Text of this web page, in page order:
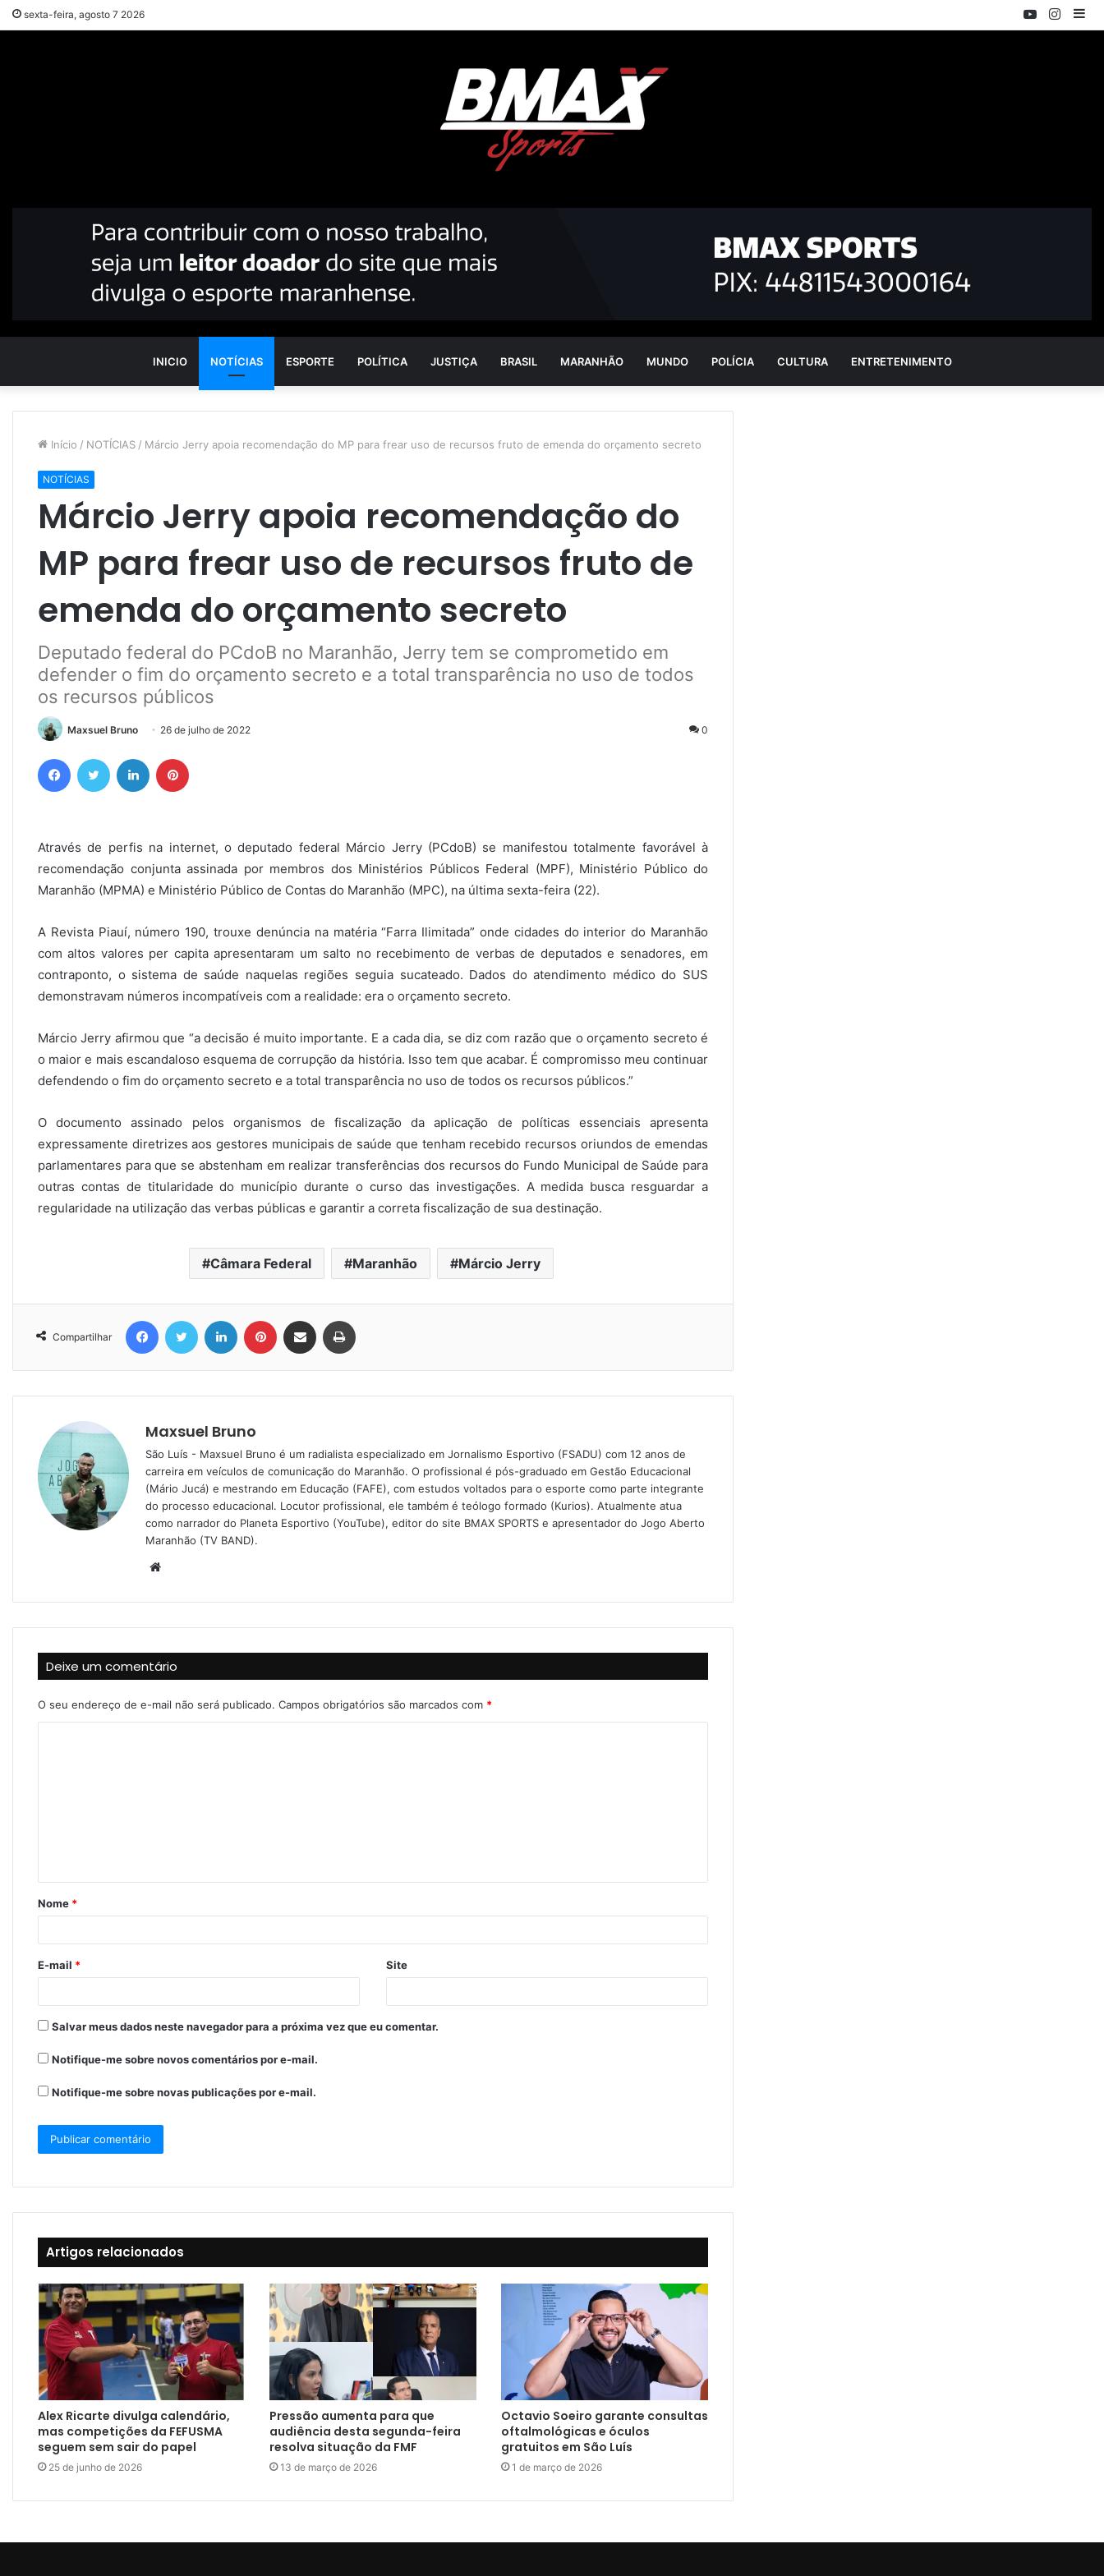
sexta-feira, agosto 7 2026 YouTube
INICIO NOTÍCIAS ESPORTE POLÍTICA JUSTIÇA BRASIL MARANHÃO MUNDO POLÍCIA CULTURA ENTRETENIMENTO
Início / NOTÍCIAS / Márcio Jerry apoia recomendação do MP para frear uso de recursos fruto de emenda do orçamento secreto
NOTÍCIAS
Márcio Jerry apoia recomendação do
MP para frear uso de recursos fruto de
emenda do orçamento secreto
Deputado federal do PCdoB no Maranhão, Jerry tem se comprometido em
defender o fim do orçamento secreto e a total transparência no uso de todos
os recursos públicos
Maxsuel Bruno 26 de julho de 2022 0
Através de perfis na internet, o deputado federal Márcio Jerry (PCdoB) se manifestou totalmente favorável à
recomendação conjunta assinada por membros dos Ministérios Públicos Federal (MPF), Ministério Público do
Maranhão (MPMA) e Ministério Público de Contas do Maranhão (MPC), na última sexta-feira (22).
A Revista Piauí, número 190, trouxe denúncia na matéria “Farra Ilimitada” onde cidades do interior do Maranhão
com altos valores per capita apresentaram um salto no recebimento de verbas de deputados e senadores, em
contraponto, o sistema de saúde naquelas regiões seguia sucateado. Dados do atendimento médico do SUS
demonstravam números incompatíveis com a realidade: era o orçamento secreto.
Márcio Jerry afirmou que “a decisão é muito importante. E a cada dia, se diz com razão que o orçamento secreto é
o maior e mais escandaloso esquema de corrupção da história. Isso tem que acabar. É compromisso meu continuar
defendendo o fim do orçamento secreto e a total transparência no uso de todos os recursos públicos.”
O documento assinado pelos organismos de fiscalização da aplicação de políticas essenciais apresenta
expressamente diretrizes aos gestores municipais de saúde que tenham recebido recursos oriundos de emendas
parlamentares para que se abstenham em realizar transferências dos recursos do Fundo Municipal de Saúde para
outras contas de titularidade do município durante o curso das investigações. A medida busca resguardar a
regularidade na utilização das verbas públicas e garantir a correta fiscalização de sua destinação.
Câmara Federal Maranhão Márcio Jerry
Compartilhar
Maxsuel Bruno
São Luís - Maxsuel Bruno é um radialista especializado em Jornalismo Esportivo (FSADU) com 12 anos de
carreira em veículos de comunicação do Maranhão. O profissional é pós-graduado em Gestão Educacional
(Mário Jucá) e mestrando em Educação (FAFE), com estudos voltados para o esporte como parte integrante
do processo educacional. Locutor profissional, ele também é teólogo formado (Kurios). Atualmente atua
como narrador do Planeta Esportivo (YouTube), editor do site BMAX SPORTS e apresentador do Jogo Aberto
Maranhão (TV BAND).
b
s
t
Deixe um comentário
O seu endereço de e-mail não será publicado. Campos obrigatórios são marcados com *
á
r
*
Nome *
E-mail * Site
Salvar meus dados neste navegador para a próxima vez que eu comentar.
Notifique-me sobre novos comentários por e-mail.
Notifique-me sobre novas publicações por e-mail.
Artigos relacionados
Alex Ricarte divulga calendário,
mas competições da FEFUSMA
seguem sem sair do papel
25 de junho de 2026
Pressão aumenta para que
audiência desta segunda-feira
resolva situação da FMF
13 de março de 2026
Octavio Soeiro garante consultas
oftalmológicas e óculos
gratuitos em São Luís
1 de março de 2026